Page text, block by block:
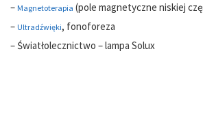
– Magnetoterapia (pole magnetyczne niskiej
– Ultradźwięki, fonoforeza
– Światłolecznictwo – lampa Solux